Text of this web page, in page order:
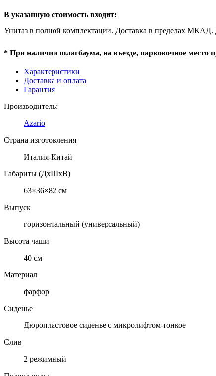
В указанную стоимость входит:
Унитаз в полной комплектации. Доставка в пределах
* При наличии шлагбаума, на въезде, парковочное место
Характеристики
Доставка и оплата
Гарантия
Производитель:
Azario
Страна изготовления
Италия-Китай
Габариты (ДхШхВ)
63×36×82 см
Выпуск
горизонтальный (универсальный)
Высота чаши
40 см
Материал
фарфор
Сиденье
Дюропластовое сиденье с микролифтом-тонкое
Слив
2 режимный